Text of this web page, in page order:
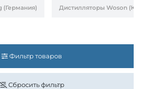
(Германия) Дистилляторы Woson
Фильтр товаров
Сбросить фильтр